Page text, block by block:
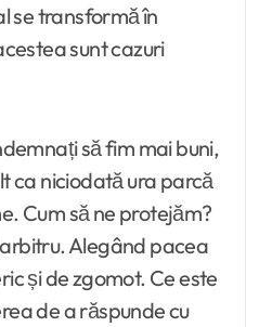
se transformă în
sunt cazuri
să fim mai buni,
ca niciodată ura parcă
Cum să ne protejăm?
Alegând pacea
și de zgomot. Ce este
de a răspunde cu